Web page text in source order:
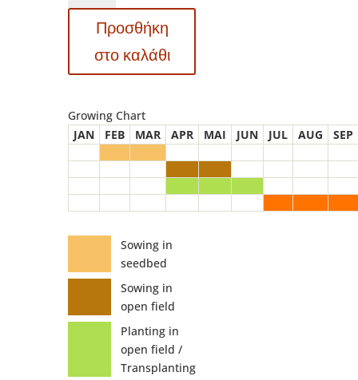
Petit
Rennes
(Cucumis
melo)
Προσθήκη
στο καλάθι
Growing Chart
JAN
FEB MAR APR MAI JUN JUL AUG SEP
Sowing in
seedbed
Sowing in
open field
Planting in
open field /
Transplanting